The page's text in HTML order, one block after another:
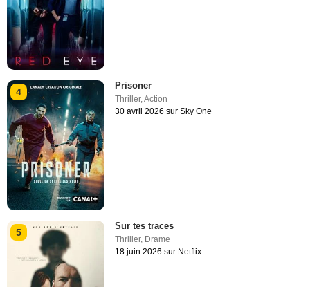
4
Prisoner
Thriller,Action
30 avril 2026 sur Sky One
5
Sur tes traces
Thriller, Drame
18 juin 2026 sur Netflix